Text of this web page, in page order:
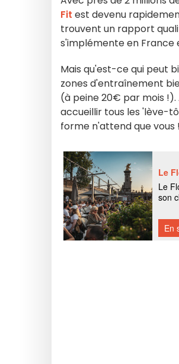
Fit est devenu
trouvent un rapport
s'implémente en France
Mais qu'est-ce qui peut
zones d'entraînement
(à peine 20€ par mois !).
accueillir tous les 'lève-
forme n'attend que vous !